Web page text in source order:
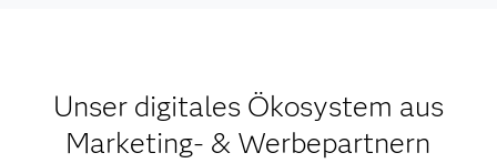
Unser digitales Ökosystem aus
Marketing- & Werbepartnern